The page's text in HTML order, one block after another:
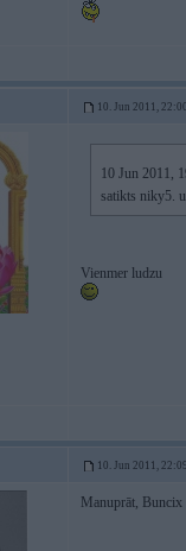
10. Jun 2011,
10 Jun 2011,
satikts niky5.
Vienmer ludzu
10. Jun 2011,
Manuprāt,